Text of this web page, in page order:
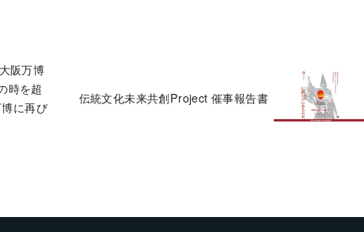
阪万博
時を超
に再び
伝統文化未来共創Project 催事報告書